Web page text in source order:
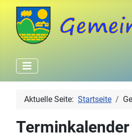
Aktuelle Seite: Startseite
Terminkalender